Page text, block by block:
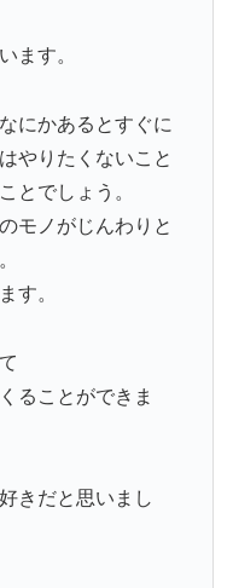
ます。
にかあるとすぐに
やりたくないこと
とでしょう。
モノがじんわりと
す。
ることができま
きだと思いまし